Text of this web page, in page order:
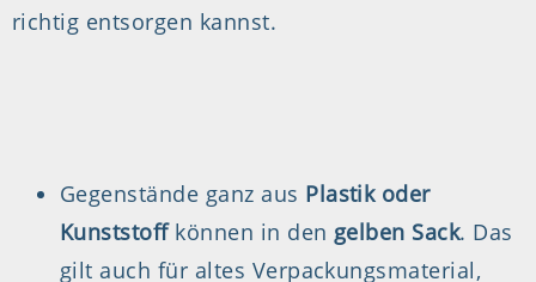
richtig entsorgen kannst.
Gegenstände ganz aus Plastik oder
Kunststoffkönnen in dengelben Sack. Das
gilt auch für altes Verpackungsmaterial,